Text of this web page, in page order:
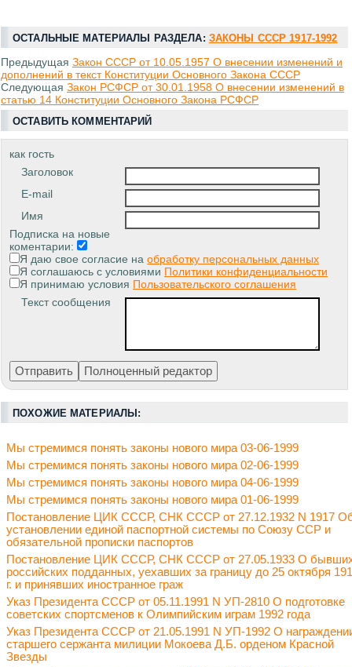
ОСТАЛЬНЫЕ МАТЕРИАЛЫ РАЗДЕЛА: ЗАКОНЫ СССР 1917-1992
Предыдущая Закон СССР от 10.05.1957 О внесении изменений и
дополнений в текст Конституции Основного Закона СССР
Следующая Закон РСФСР от 30.01.1958 О внесении изменений в
статью 14 Конституции Основного Закона РСФСР
ОСТАВИТЬ КОММЕНТАРИЙ
как гость
Заголовок
E-mail
Имя
Подписка на новые
коментарии:
Я даю свое согласие на обработку персональных данных
Я соглашаюсь с условиями Политики конфиденциальности
Я принимаю условия Пользовательского соглашения
Текст сообщения
ПОХОЖИЕ МАТЕРИАЛЫ:
Мы стремимся понять законы нового мира 03-06-1999
Мы стремимся понять законы нового мира 02-06-1999
Мы стремимся понять законы нового мира 04-06-1999
Мы стремимся понять законы нового мира 01-06-1999
Постановление ЦИК СССР, СНК СССР от 27.12.1932 N 1917
установлении единой паспортной системы по Союзу ССР и
обязательной прописки паспортов
Постановление ЦИК СССР, СНК СССР от 27.05.1933 О
российских подданных, уехавших за границу до 25 октября
г. и принявших иностранное граж
Указ Президента СССР от 05.11.1991 N УП-2810 О подготовке
советских спортсменов к Олимпийским играм 1992 года
Указ Президента СССР от 21.05.1991 N УП-1992 О
старшего сержанта милиции Мокоева Д.Б. орденом Красной
Звезды